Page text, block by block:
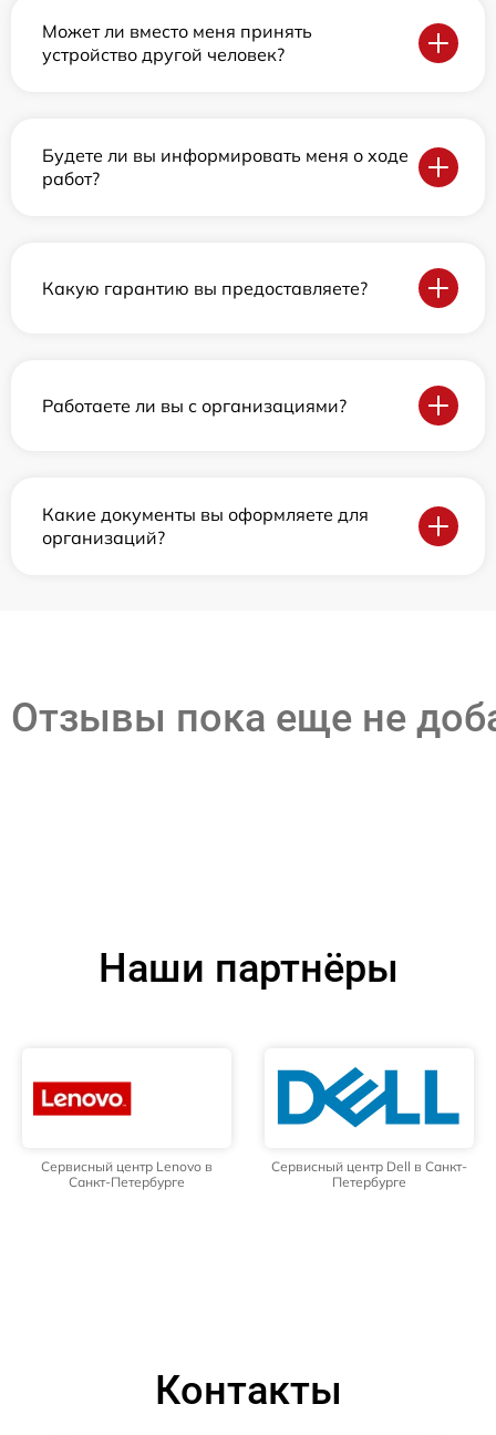
Может ли вместо меня принять
устройство другой человек?
Будете ли вы информировать меня о ходе
работ?
Какую гарантию вы предоставляете?
Работаете ли вы с организациями?
Какие документы вы оформляете для
организаций?
Отзывы пока еще не
Наши партнёры
Сервисный центр Lenovo в
Санкт-Петербурге
Сервисный центр Dell в Санкт-
Петербурге
Контакты